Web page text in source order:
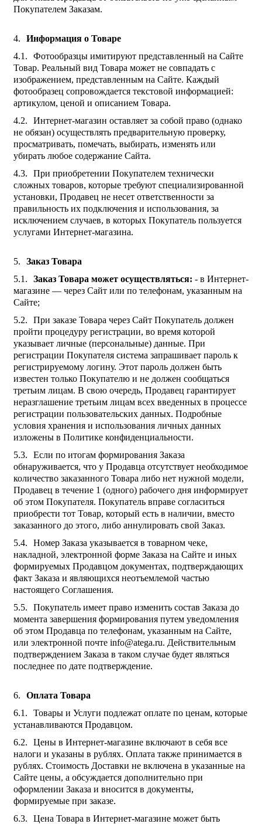
Покупателем Заказам.
Информация о Товаре
Фотообразцы имитируют представленный на Сайте
Товар. Реальный вид Товара может не совпадать с
изображением, представленным на Сайте. Каждый
фотообразец сопровождается текстовой информацией:
артикулом, ценой и описанием Товара.
Интернет-магазин оставляет за собой право (однако
не обязан) осуществлять предварительную проверку,
просматривать, помечать, выбирать, изменять или
убирать любое содержание Сайта.
При приобретении Покупателем технически
сложных товаров, которые требуют специализированной
установки, Продавец не несет ответственности за
правильность их подключения и использования, за
исключением случаев, в которых Покупатель пользуется
услугами Интернет-магазина.
Заказ Товара
Заказ Товара может осуществляться: - в Интернет-
магазине — через Сайт или по телефонам, указанным на
Сайте;
При заказе Товара через Сайт Покупатель должен
пройти процедуру регистрации, во время которой
указывает личные (персональные) данные. При
регистрации Покупателя система запрашивает пароль к
регистрируемому логину. Этот пароль должен быть
известен только Покупателю и не должен сообщаться
третьим лицам. В свою очередь, Продавец гарантирует
неразглашение третьим лицам всех введенных в процессе
регистрации пользовательских данных. Подробные
условия хранения и использования личных данных
изложены в Политике конфиденциальности.
Если по итогам формирования Заказа
обнаруживается, что у Продавца отсутствует необходимое
количество заказанного Товара либо нет нужной модели,
Продавец в течение 1 (одного) рабочего дня информирует
об этом Покупателя. Покупатель вправе согласиться
приобрести тот Товар, который есть в наличии, вместо
заказанного до этого, либо аннулировать свой Заказ.
Номер Заказа указывается в товарном чеке,
накладной, электронной форме Заказа на Сайте и иных
формируемых Продавцом документах, подтверждающих
факт Заказа и являющихся неотъемлемой частью
настоящего Соглашения.
Покупатель имеет право изменить состав Заказа до
момента завершения формирования путем уведомления
об этом Продавца по телефонам, указанным на Сайте,
или электронной почте info@atega.ru. Действительным
подтверждением Заказа в таком случае будет являться
последнее по дате подтверждение.
Оплата Товара
Товары и Услуги подлежат оплате по ценам, которые
устанавливаются Продавцом.
Цены в Интернет-магазине включают в себя все
налоги и указаны в рублях. Оплата также принимается в
рублях. Стоимость Доставки не включена в указанные на
Сайте цены, а обсуждается дополнительно при
оформлении Заказа и вносится в документы,
формируемые при заказе.
Цена Товара в Интернет-магазине может быть